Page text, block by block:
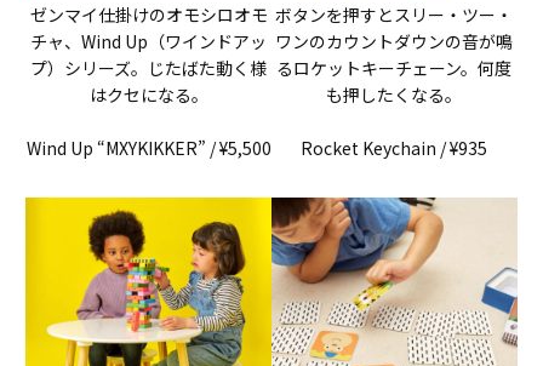
ゼンマイ仕掛けのオモシロオモ
チャ、Wind Up（ワインドアッ
プ）シリーズ。じたばた動く様
はクセになる。
Wind Up “MXYKIKKER” / ¥5,500
ボタンを押すとスリー・ツー・
ワンのカウントダウンの音が鳴
るロケットキーチェーン。何度
も押したくなる。
Rocket Keychain / ¥935